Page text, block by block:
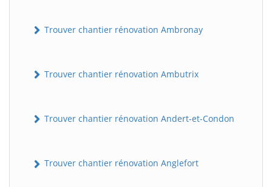
Trouver chantier rénovation Ambronay
Trouver chantier rénovation Ambutrix
Trouver chantier rénovation Andert-et-Condon
Trouver chantier rénovation Anglefort